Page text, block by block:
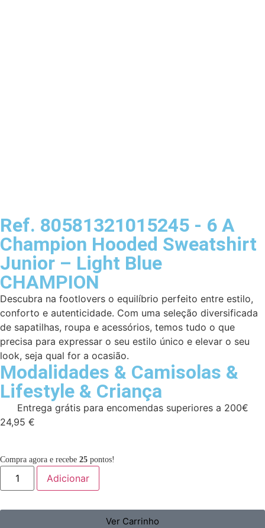
Ref. 80581321015245 - 6 A
Champion Hooded Sweatshirt
Junior – Light Blue
CHAMPION
Descubra na footlovers o equilíbrio perfeito entre estilo,
conforto e autenticidade. Com uma seleção diversificada
de sapatilhas, roupa e acessórios, temos tudo o que
precisa para expressar o seu estilo único e elevar o seu
look, seja qual for a ocasião.
Modalidades & Camisolas &
Lifestyle & Criança
Entrega grátis para encomendas superiores a 200€
24,95 €
Compra agora e recebe 25 pontos!
Adicionar
Ver Carrinho